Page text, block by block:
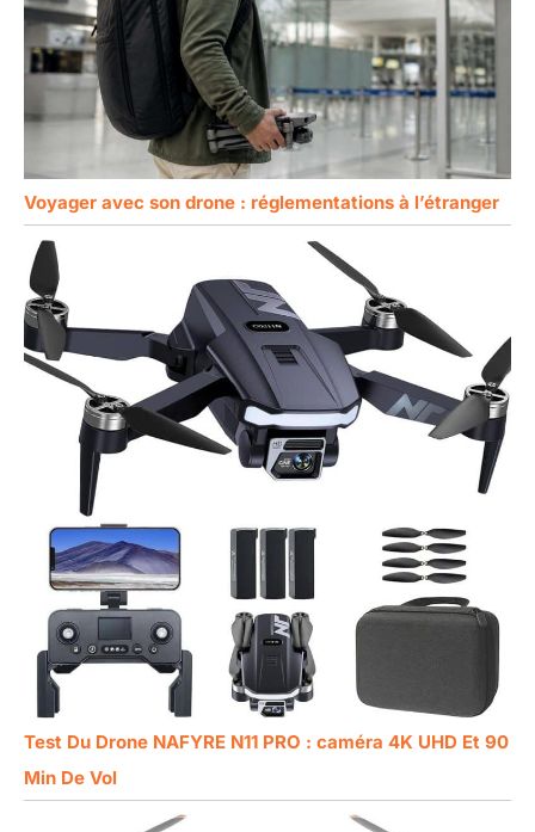
Voyager avec son drone : réglementations à l’étranger
Test Du Drone NAFYRE N11 PRO : caméra 4K UHD Et 90
Min De Vol